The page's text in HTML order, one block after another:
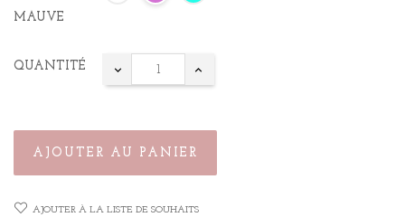
MAUVE
QUANTITÉ
AJOUTER AU PANIER
AJOUTER À LA LISTE DE SOUHAITS